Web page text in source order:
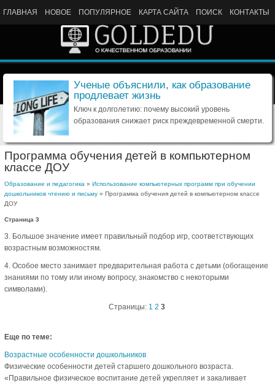
ГЛАВНАЯ НОВОЕ ПОПУЛЯРНОЕ КАРТА САЙТА ПОИСК КОНТАКТЫ
Ученые объяснили, как образование
продлевает жизнь
Ключ к долголетию: почему высокий уровень
образования снижает риск преждевременной смерти.
Программа обучения детей в компьютерном
классе ДОУ
Образование и педагогика » Использование компьютерных программ при обучении
дошкольников чтению и письму » Программа обучения детей в компьютерном классе
ДОУ
Страница 3
3. Большое значение имеет правильный подбор игр, соответствующих
возрастным возможностям.
4. Особое место занимает предварительная работа с детьми (обогащение
знаниями по тому или иному вопросу, знакомство с некоторыми
символами).
Страницы: 1 2 3
Еще по теме:
Возрастные особенности дошкольников
Физические особенности детей старшего дошкольного возраста.
«Правильное физическое воспитание детей укрепляет и закаливает